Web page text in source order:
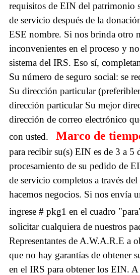
requisitos de EIN del patrimonio
de servicio después de la
ESE nombre. Si nos brinda otro
inconvenientes en el proceso y
sistema del IRS. Eso sí,
Su número de seguro social: se
Su dirección particular
dirección particular Su mejor
dirección de correo electrónico
con usted.
Marco de
para recibir su(s) EIN es de 3 a 5
procesamiento de su pedido de
de servicio completos a través
hacemos negocios. Si nos envía
ingrese # pkg1 en el cuadro
solicitar cualquiera de nuestros
Representantes de A.W.A.R.E a
que no hay garantías de obtener
en el IRS para obtener los EIN.